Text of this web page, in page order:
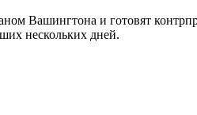
Вашингтона и готовят
нескольких дней.